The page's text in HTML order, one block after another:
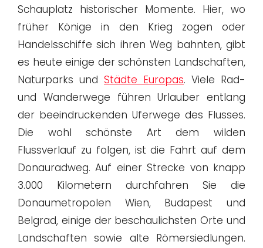
Schauplatz historischer Momente. Hier, wo
früher Könige in den Krieg zogen oder
Handelsschiffe sich ihren Weg bahnten, gibt
es heute einige der schönsten Landschaften,
Naturparks und Städte Europas. Viele Rad-
und Wanderwege führen Urlauber entlang
der beeindruckenden Uferwege des Flusses.
Die wohl schönste Art dem wilden
Flussverlauf zu folgen, ist die Fahrt auf dem
Donauradweg. Auf einer Strecke von knapp
3.000 Kilometern durchfahren Sie die
Donaumetropolen Wien, Budapest und
Belgrad, einige der beschaulichsten Orte und
Landschaften sowie alte Römersiedlungen.